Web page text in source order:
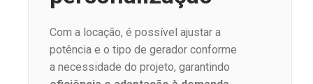
Com a locação, é possível ajustar a
potência e o tipo de gerador conforme
a necessidade do projeto, garantindo